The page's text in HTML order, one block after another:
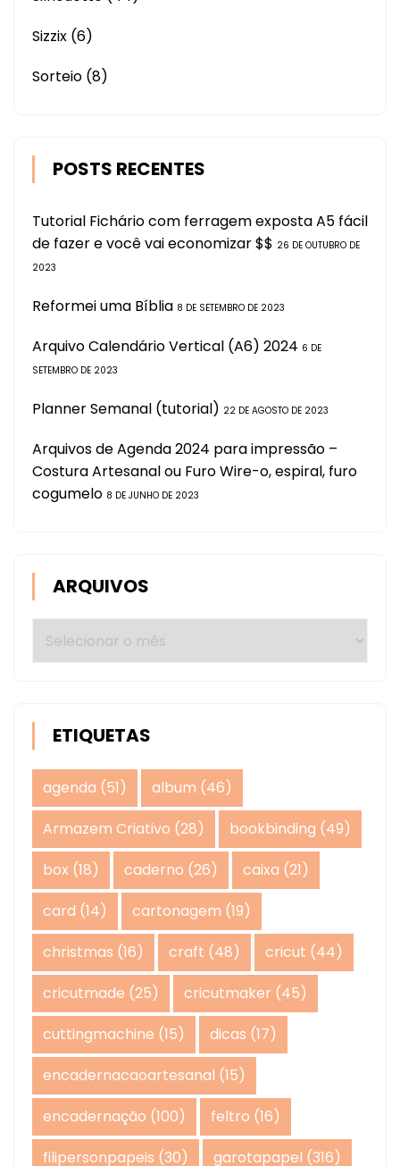
Sizzix (6)
Sorteio (8)
POSTS RECENTES
Tutorial Fichário com ferragem exposta A5 fácil
de fazer e você vai economizar $$ 26 DE OUTUBRO DE
2023
Reformei uma Bíblia 8 DE SETEMBRO DE 2023
Arquivo Calendário Vertical (A6) 2024 6 DE
SETEMBRO DE 2023
Planner Semanal (tutorial) 22 DE AGOSTO DE 2023
Arquivos de Agenda 2024 para impressão –
Costura Artesanal ou Furo Wire-o, espiral, furo
cogumelo 8 DE JUNHO DE 2023
ARQUIVOS
Arquivos
ETIQUETAS
agenda (51) album (46)
Armazem Criativo (28) bookbinding (49)
box (18) caderno (26) caixa (21)
card (14) cartonagem (19)
christmas (16) craft (48) cricut (44)
cricutmade (25) cricutmaker (45)
cuttingmachine (15) dicas (17)
encadernacaoartesanal (15)
encadernação (100) feltro (16)
filipersonpapeis (30) garotapapel (316)